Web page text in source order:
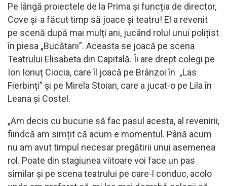
Pe lângă proiectele de la Prima și funcția de director,
Cove și-a făcut timp să joace și teatru! El a revenit
pe scenă după mai mulți ani, jucând rolul unui polițist
în piesa „Bucătarii”. Aceasta se joacă pe scena
Teatrului Elisabeta din Capitală. Îi are drept colegi pe
Ion Ionuț Ciocia, care îl joacă pe Brânzoi în „Las
Fierbinți” și pe Mirela Stoian, care a jucat-o pe Lila în
Leana și Costel.
„Am decis cu bucurie să fac pasul acesta, al revenirii,
fiindcă am simțit că acum e momentul. Până acum
nu am avut timpul necesar pregătirii unui asemenea
rol. Poate din stagiunea viitoare voi face un pas
similar și pe scena teatrului pe care-l conduc, acolo